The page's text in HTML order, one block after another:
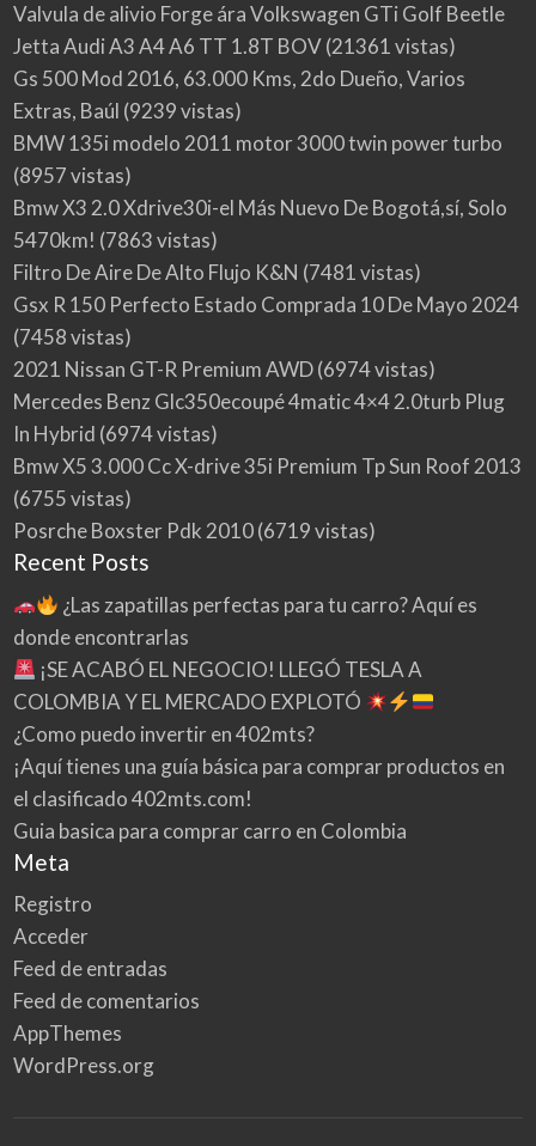
Valvula de alivio Forge ára Volkswagen GTi Golf Beetle
Jetta Audi A3 A4 A6 TT 1.8T BOV(21361 vistas)
Gs 500 Mod 2016, 63.000 Kms, 2do Dueño, Varios
Extras, Baúl (9239 vistas)
BMW 135i modelo 2011 motor 3000 twin power turbo
(8957 vistas)
Bmw X3 2.0 Xdrive30i-el Más Nuevo De Bogotá,sí, Solo
5470km! (7863 vistas)
Filtro De Aire De Alto Flujo K&N (7481 vistas)
Gsx R 150 Perfecto Estado Comprada 10 De Mayo 2024
(7458 vistas)
2021 Nissan GT-R Premium AWD(6974 vistas)
Mercedes Benz Glc350ecoupé 4matic 4×4 2.0turb Plug
In Hybrid (6974 vistas)
Bmw X5 3.000 Cc X-drive 35i Premium Tp Sun Roof 2013
(6755 vistas)
Posrche Boxster Pdk 2010(6719 vistas)
Recent Posts
¿Las zapatillas perfectas para tu carro? Aquí es
donde encontrarlas
¡SE ACABÓ EL NEGOCIO! LLEGÓ TESLA A
COLOMBIA Y EL MERCADO EXPLOTÓ
¿Como puedo invertir en 402mts?
¡Aquí tienes una guía básica para comprar productos en
el clasificado 402mts.com!
Guia basica para comprar carro en Colombia
Meta
Registro
Acceder
Feed de entradas
Feed de comentarios
AppThemes
WordPress.org